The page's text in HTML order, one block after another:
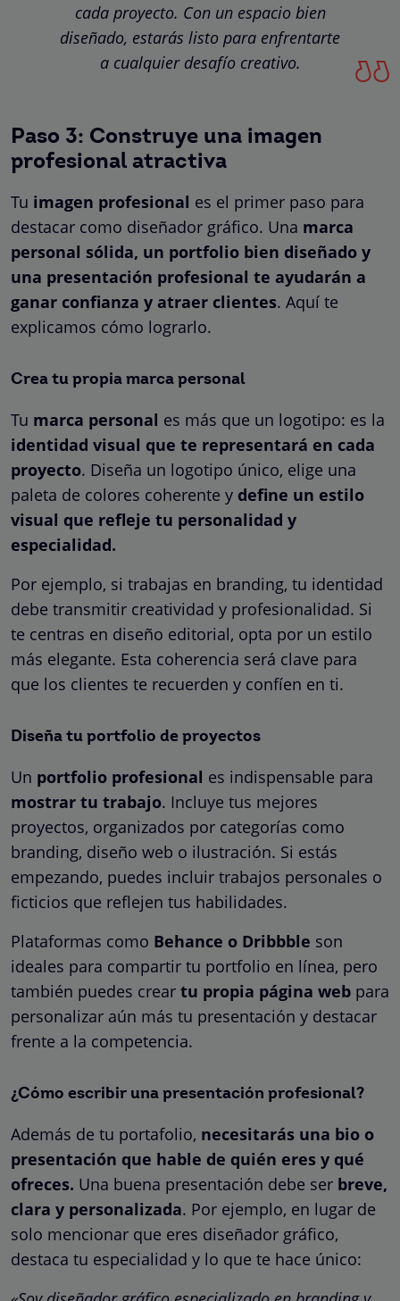
cada proyecto. Con un espacio bien
diseñado, estarás listo para enfrentarte
a cualquier desafío creativo.
Paso 3: Construye una imagen
profesional atractiva
Tu imagen profesional es el primer paso para
destacar como diseñador gráfico. Una marca
personal sólida, un portfolio bien diseñado y
una presentación profesional te ayudarán a
ganar confianza y atraer clientes. Aquí te
explicamos cómo lograrlo.
Crea tu propia marca personal
Tu marca personal es más que un logotipo: es la
identidad visual que te representará en cada
proyecto. Diseña un logotipo único, elige una
paleta de colores coherente y define un estilo
visual que refleje tu personalidad y
especialidad.
Por ejemplo, si trabajas en branding, tu identidad
debe transmitir creatividad y profesionalidad. Si
te centras en diseño editorial, opta por un estilo
más elegante. Esta coherencia será clave para
que los clientes te recuerden y confíen en ti.
Diseña tu portfolio de proyectos
Un portfolio profesional es indispensable para
mostrar tu trabajo. Incluye tus mejores
proyectos, organizados por categorías como
branding, diseño web o ilustración. Si estás
empezando, puedes incluir trabajos personales o
ficticios que reflejen tus habilidades.
Plataformas como Behance o Dribbble son
ideales para compartir tu portfolio en línea, pero
también puedes crear tu propia página web para
personalizar aún más tu presentación y destacar
frente a la competencia.
¿Cómo escribir una presentación profesional?
Además de tu portafolio, necesitarás una bio o
presentación que hable de quién eres y qué
ofreces. Una buena presentación debe ser breve,
clara y personalizada. Por ejemplo, en lugar de
solo mencionar que eres diseñador gráfico,
destaca tu especialidad y lo que te hace único: